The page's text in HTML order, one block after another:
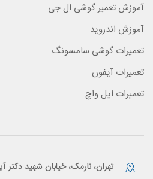
آموزش تعمیر گوشی ال جی
آموزش اندروید
تعمیرات گوشی سامسونگ
تعمیرات آیفون
تعمیرات اپل واچ
تهران، نارمک، خیابان شهید دکتر